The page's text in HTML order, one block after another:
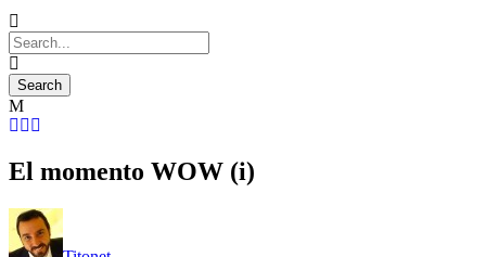
El momento WOW (i)